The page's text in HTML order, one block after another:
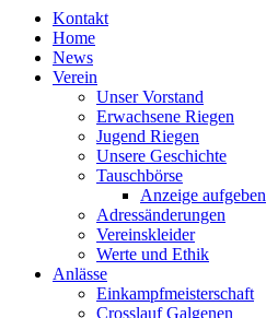
Kontakt
Home
News
Verein
Unser Vorstand
Erwachsene Riegen
Jugend Riegen
Unsere Geschichte
Tauschbörse
Anzeige aufgeben
Adressänderungen
Vereinskleider
Werte und Ethik
Anlässe
Einkampfmeisterschaft
Crosslauf Galgenen